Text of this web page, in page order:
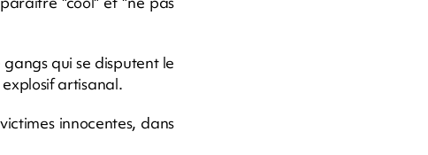
qui se disputent le
artisanal.
innocentes, dans